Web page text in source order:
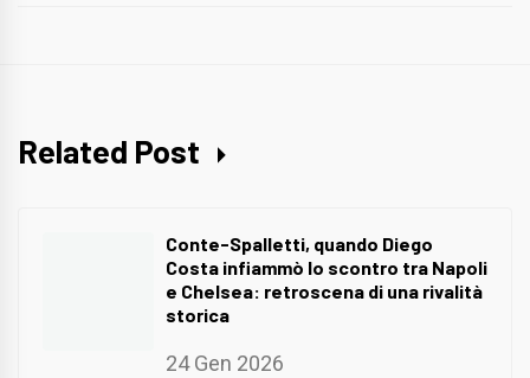
Related Post
Conte-Spalletti, quando Diego
Costa infiammò lo scontro tra Napoli
e Chelsea: retroscena di una rivalità
storica
24 Gen 2026